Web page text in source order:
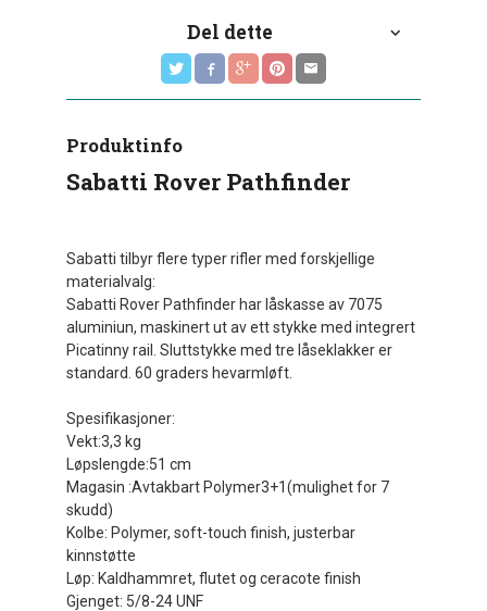
Del dette
Produktinfo
Sabatti Rover Pathfinder
Sabatti tilbyr flere typer rifler med forskjellige
materialvalg:
Sabatti Rover Pathfinder har låskasse av 7075
aluminiun, maskinert ut av ett stykke med integrert
Picatinny rail. Sluttstykke med tre låseklakker er
standard. 60 graders hevarmløft.
Spesifikasjoner:
Vekt:3,3 kg
Løpslengde:51 cm
Magasin :Avtakbart Polymer3+1(mulighet for 7
skudd)
Kolbe: Polymer, soft-touch finish, justerbar
kinnstøtte
Løp: Kaldhammret, flutet og ceracote finish
Gjenget: 5/8-24 UNF